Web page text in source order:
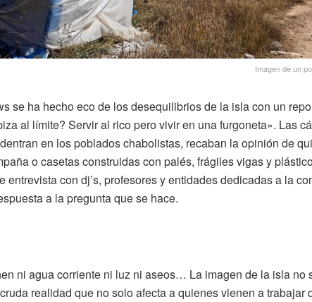
Imagen de un
se ha hecho eco de los desequilibrios de la isla con un
al límite? Servir al rico pero vivir en una furgoneta». Las
en los poblados chabolistas, recaban la opinión de
o casetas construidas con palés, frágiles vigas y
entrevista con dj’s, profesores y entidades dedicadas a la
a la pregunta que se hace.
ni agua corriente ni luz ni aseos… La imagen de la isla no
realidad que no solo afecta a quienes vienen a trabajar